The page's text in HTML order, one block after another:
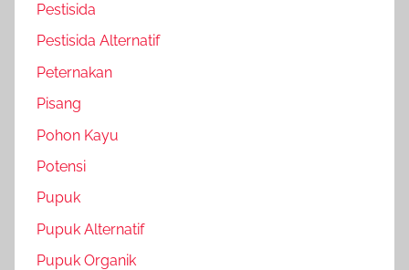
Pestisida
Pestisida Alternatif
Peternakan
Pisang
Pohon Kayu
Potensi
Pupuk
Pupuk Alternatif
Pupuk Organik